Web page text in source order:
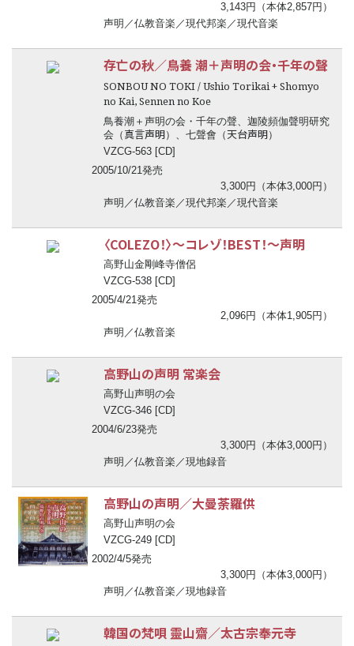
3,143円（本体2,857円）
声明／仏教音楽／現代邦楽／現代音楽
存亡の秋／鳥養 潮＋声明の会・千年の聲
SONBOU NO TOKI / Ushio Torikai + Shomyo
no Kai, Sennen no Koe
鳥養潮＋声明の会・千年の聲、迦陵頻伽聲明研究
会（ 真言声明）、七聲會（天台声明）
VZCG-563 [CD]
2005/10/21発売
3,300円（本体3,000円）
声明／仏教音楽／現代邦楽／現代音楽
〈COLEZO！〉〜コレゾ！BEST！〜声明
高野山金剛峰寺僧侶
VZCG-538 [CD]
2005/4/21発売
2,096円（本体1,905円）
声明／仏教音楽
高野山の声明 常楽会
高野山声明の会
VZCG-346 [CD]
2004/6/23発売
3,300円（本体3,000円）
声明／仏教音楽／現地録音
高野山の声明／大曼荼羅供
高野山声明の会
VZCG-249 [CD]
2002/4/5発売
3,300円（本体3,000円）
声明／仏教音楽／現地録音
韓国の梵唄 靈山齋／太古宗奉元寺